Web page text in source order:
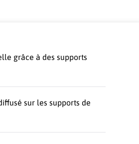
grâce à des supports
sur les supports de